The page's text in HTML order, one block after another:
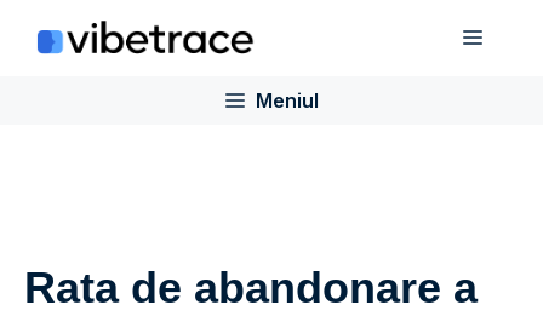
Meniul
Rata de abandonare a